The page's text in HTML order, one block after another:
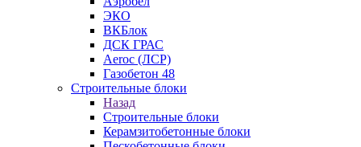
ЭКО
ВКБлок
ДСК ГРАС
Aeroc (ЛСР)
Газобетон 48
Строительные блоки
Назад
Строительные блоки
Керамзитобетонные блоки